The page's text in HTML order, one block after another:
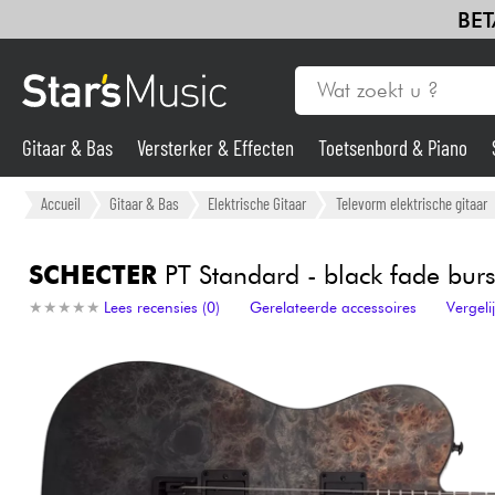
Gitaar & Bas
Synths & samplers
Licht
Viool & Quatuor
Gitaar & Bas Versterker & Effecten Toetsenbord & Piano
Accueil Gitaar & Bas Elektrische Gitaar Televorm elektrische gitaar
SCHECTERPT Standard - black fade
★ ★ ★ ★ ★
★ ★ ★ ★ ★ Lees recensies (0) Gerelateerde accessoires